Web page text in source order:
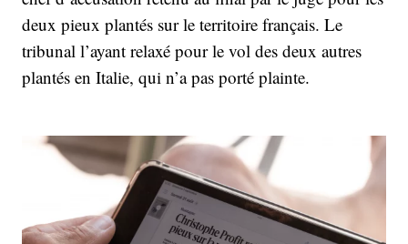
deux pieux plantés sur le territoire français. Le
tribunal l’ayant relaxé pour le vol des deux autres
plantés en Italie, qui n’a pas porté plainte.